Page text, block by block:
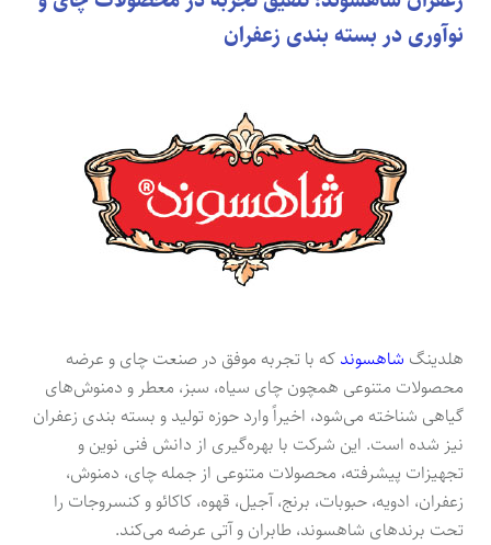
نوآوری در بسته بندی زعفران
هلدینگ شاهسوند که با تجربه موفق در صنعت چای و عرضه
محصولات متنوعی همچون چای سیاه، سبز، معطر و دمنوش‌های
گیاهی شناخته می‌شود، اخیراً وارد حوزه تولید و بسته بندی زعفران
نیز شده است. این شرکت با بهره‌گیری از دانش فنی نوین و
تجهیزات پیشرفته، محصولات متنوعی از جمله چای، دمنوش،
زعفران، ادویه، حبوبات، برنج، آجیل، قهوه، کاکائو و کنسروجات را
تحت برندهای شاهسوند، طابران و آتی عرضه می‌کند.